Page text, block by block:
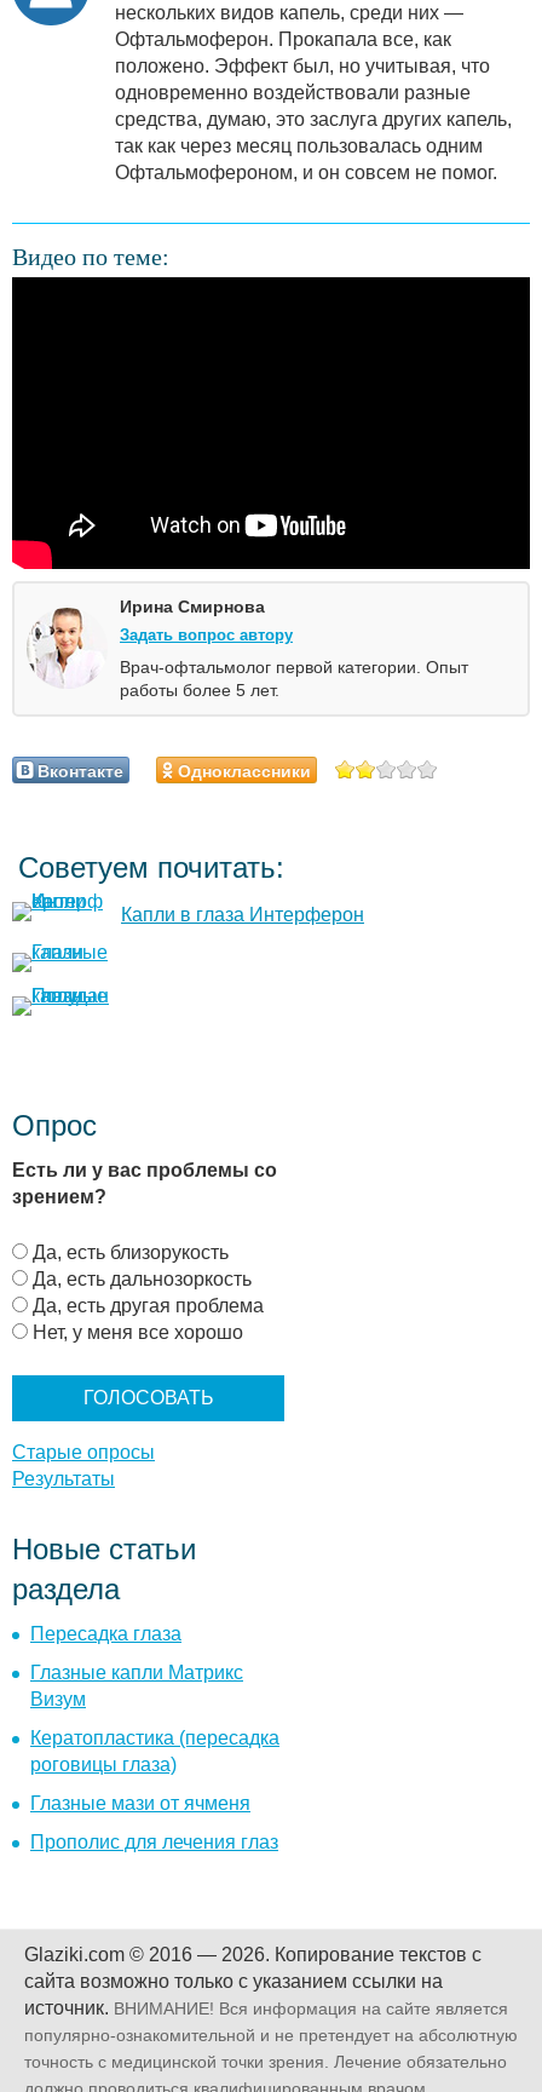
нескольких видов капель, среди них —
Офтальмоферон. Прокапала все, как
положено. Эффект был, но учитывая, что
одновременно воздействовали разные
средства, думаю, это заслуга других капель,
так как через месяц пользовалась одним
Офтальмофероном, и он совсем не помог.
Видео по теме:
Ирина Смирнова
Задать вопрос автору
Врач-офтальмолог первой категории. Опыт
работы более 5 лет.
Вконтакте Одноклассники
Советуем почитать:
Капли в глаза Интерферон
Опрос
Есть ли у вас проблемы со
зрением?
В
а
р
и
Да, есть близорукость
Да, есть дальнозоркость
Да, есть другая проблема
Нет, у меня все хорошо
Старые опросы
Результаты
Новые статьи
раздела
Пересадка глаза
Глазные капли Матрикс
Визум
Кератопластика (пересадка
роговицы глаза)
Глазные мази от ячменя
Прополис для лечения глаз
Glaziki.com © 2016 — 2026. Копирование текстов с
сайта возможно только с указанием ссылки на
источник. ВНИМАНИЕ! Вся информация на сайте является
популярно-ознакомительной и не претендует на абсолютную
точность с медицинской точки зрения. Лечение обязательно
должно проводиться квалифицированным врачом.